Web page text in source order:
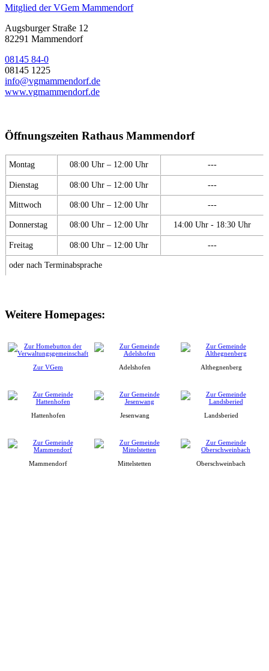
Mitglied der VGem Mammendorf
Augsburger Straße 12
82291 Mammendorf
08145 84-0
08145 1225
info@vgmammendorf.de
www.vgmammendorf.de
Öffnungszeiten Rathaus Mammendorf
Montag 08:00 Uhr – 12:00 Uhr ---
Dienstag 08:00 Uhr – 12:00 Uhr ---
Mittwoch 08:00 Uhr – 12:00 Uhr ---
Donnerstag 08:00 Uhr – 12:00 Uhr 14:00 Uhr - 18:30 Uhr
Freitag 08:00 Uhr – 12:00 Uhr ---
oder nach Terminabsprache
Weitere Homepages:
Zur VGem Adelshofen Althegnenberg
Hattenhofen Jesenwang Landsberied
Mammendorf Mittelstetten Oberschweinbach